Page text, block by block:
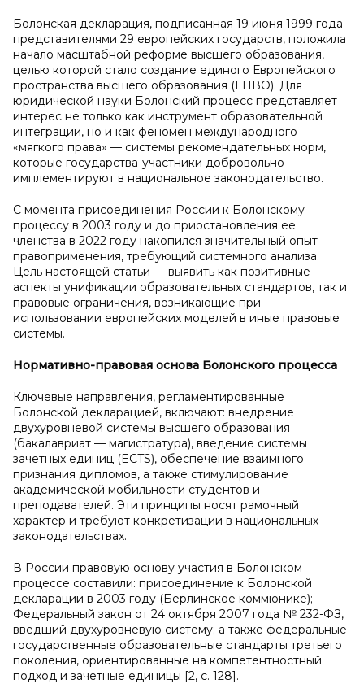
Болонская декларация, подписанная 19 июня 1999 года
представителями 29 европейских государств, положила
начало масштабной реформе высшего образования,
целью которой стало создание единого Европейского
пространства высшего образования (ЕПВО). Для
юридической науки Болонский процесс представляет
интерес не только как инструмент образовательной
интеграции, но и как феномен международного
«мягкого права» — системы рекомендательных норм,
которые государства-участники добровольно
имплементируют в национальное законодательство.
С момента присоединения России к Болонскому
процессу в 2003 году и до приостановления ее
членства в 2022 году накопился значительный опыт
правоприменения, требующий системного анализа.
Цель настоящей статьи — выявить как позитивные
аспекты унификации образовательных стандартов, так и
правовые ограничения, возникающие при
использовании европейских моделей в иные правовые
системы.
Нормативно-правовая основа Болонского процесса
Ключевые направления, регламентированные
Болонской декларацией, включают: внедрение
двухуровневой системы высшего образования
(бакалавриат — магистратура), введение системы
зачетных единиц (ECTS), обеспечение взаимного
признания дипломов, а также стимулирование
академической мобильности студентов и
преподавателей. Эти принципы носят рамочный
характер и требуют конкретизации в национальных
законодательствах.
В России правовую основу участия в Болонском
процессе составили: присоединение к Болонской
декларации в 2003 году (Берлинское коммюнике);
Федеральный закон от 24 октября 2007 года № 232-ФЗ,
введший двухуровневую систему; а также федеральные
государственные образовательные стандарты третьего
поколения, ориентированные на компетентностный
подход и зачетные единицы [2, с. 128].